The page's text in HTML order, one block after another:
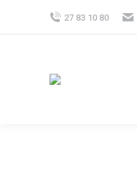
27 83 10 80